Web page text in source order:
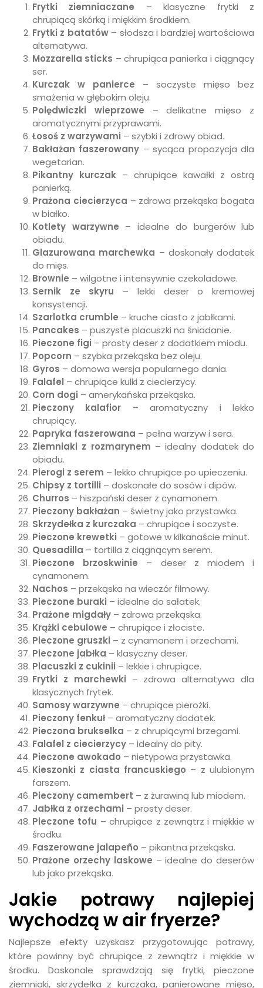
Frytki ziemniaczane – klasyczne frytki z
chrupiącą skórką i miękkim środkiem.
Frytki z batatów– słodsza i bardziej wartościowa
alternatywa.
Mozzarella sticks – chrupiąca panierka i ciągnący
ser.
Kurczak w panierce – soczyste mięso bez
smażenia w głębokim oleju.
Polędwiczki wieprzowe – delikatne mięso z
aromatycznymi przyprawami.
Łosoś z warzywami – szybki i zdrowy obiad.
Bakłażan faszerowany – sycąca propozycja dla
wegetarian.
Pikantny kurczak – chrupiące kawałki z ostrą
panierką.
Prażona ciecierzyca – zdrowa przekąska bogata
w białko.
Kotlety warzywne – idealne do burgerów lub
obiadu.
Glazurowana marchewka – doskonały dodatek
do mięs.
Brownie – wilgotne i intensywnie czekoladowe.
Sernik ze skyru – lekki deser o kremowej
konsystencji.
Szarlotka crumble – kruche ciasto z jabłkami.
Pancakes – puszyste placuszki na śniadanie.
Pieczone figi – prosty deser z dodatkiem miodu.
Popcorn – szybka przekąska bez oleju.
Gyros – domowa wersja popularnego dania.
Falafel – chrupiące kulki z ciecierzycy.
Corn dogi – amerykańska przekąska.
Pieczony kalafior – aromatyczny i lekko
chrupiący.
Papryka faszerowana – pełna warzyw i sera.
Ziemniaki z rozmarynem – idealny dodatek do
obiadu.
Pierogi z serem – lekko chrupiące po upieczeniu.
Chipsy z tortilli – doskonałe do sosów i dipów.
Churros – hiszpański deser z cynamonem.
Pieczony bakłażan – świetny jako przystawka.
Skrzydełka z kurczaka – chrupiące i soczyste.
Pieczone krewetki – gotowe w kilkanaście minut.
Quesadilla – tortilla z ciągnącym serem.
Pieczone brzoskwinie – deser z miodem i
cynamonem.
Nachos – przekąska na wieczór filmowy.
Pieczone buraki – idealne do sałatek.
Prażone migdały – zdrowa przekąska.
Krążki cebulowe – chrupiące i złociste.
Pieczone gruszki – z cynamonem i orzechami.
Pieczone jabłka – klasyczny deser.
Placuszki z cukinii – lekkie i chrupiące.
Frytki z marchewki – zdrowa alternatywa dla
klasycznych frytek.
Samosy warzywne – chrupiące pierożki.
Pieczony fenkuł– aromatyczny dodatek.
Pieczona brukselka – z chrupiącymi brzegami.
Falafel z ciecierzycy – idealny do pity.
Pieczone awokado – nietypowa przystawka.
Kieszonki z ciasta francuskiego – z ulubionym
farszem.
Pieczony camembert – z żurawiną lub miodem.
Jabłka z orzechami – prosty deser.
Pieczone tofu – chrupiące z zewnątrz i miękkie w
środku.
Faszerowane jalapeño – pikantna przekąska.
Prażone orzechy laskowe – idealne do deserów
lub jako przekąska.
Jakie potrawy najlepiej
wychodzą w air fryerze?
Najlepsze efekty uzyskasz przygotowując potrawy,
które powinny być chrupiące z zewnątrz i miękkie w
środku. Doskonale sprawdzają się frytki, pieczone
ziemniaki, skrzydełka z kurczaka, panierowane mięso,